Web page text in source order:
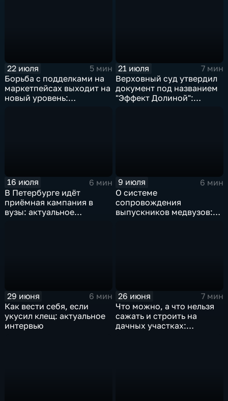
22 июля
5 мин
Борьба с подделками на
маркетпейсах выходит на
новый уровень:
21 июля
7 мин
Верховный суд утвердил
документ под названием
"Эффект Долиной":
16 июля
6 мин
В Петербурге идёт
приёмная кампания в
вузы: актуальное
9 июля
6 мин
О системе
сопровождения
выпускников медвузов:
29 июня
6 мин
Как вести себя, если
укусил клещ: актуальное
интервью
26 июня
7 мин
Что можно, а что нельзя
сажать и строить на
дачных участках: